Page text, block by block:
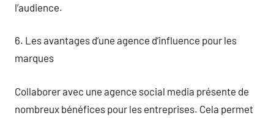
l’audience.
6. Les avantages d’une agence d’influence pour les
marques
Collaborer avec une agence social media présente de
nombreux bénéfices pour les entreprises. Cela permet